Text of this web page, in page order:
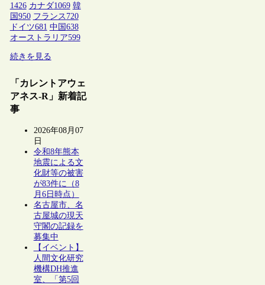
1426 カナダ1069 韓
国 950 フランス 720
ドイツ681 中国 638
オーストラリア599
続きを見る
「カレントアウェ
アネス-R」新着記
事
2026年08月07
日
令和8年熊本
地震による文
化財等の被害
が83件に（8
月6日時点）
名古屋市、名
古屋城の現天
守閣の記録を
募集中
【イベント】
人間文化研究
機構DH推進
室、「第5回